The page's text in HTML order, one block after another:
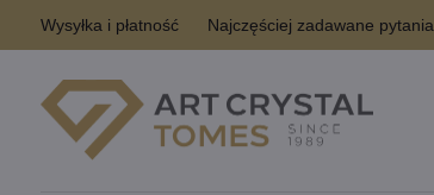
Wysyłka i płatność Najczęściej zadawane pytania